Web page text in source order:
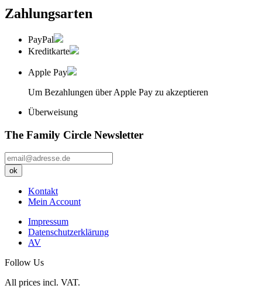
Zahlungsarten
PayPal
Kreditkarte
Apple Pay
Um Bezahlungen über Apple Pay zu akzeptieren
Überweisung
The Family Circle Newsletter
Kontakt
Mein Account
Impressum
Datenschutzerklärung
AV
Follow Us
All prices incl. VAT.